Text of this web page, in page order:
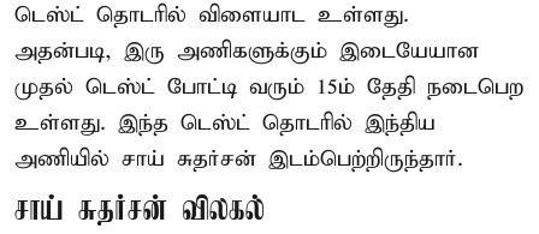
டெஸ்ட் தொடரில் விளையாட உள்ளது.
அதன்படி, இரு அணிகளுக்கும் இடையேயான
முதல் டெஸ்ட் போட்டி வரும் 15ம் தேதி நடைபெற
உள்ளது. இந்த டெஸ்ட் தொடரில் இந்திய
அணியில் சாய் சுதர்சன் இடம்பெற்றிருந்தார்.
சாய் சுதர்சன் விலகல்